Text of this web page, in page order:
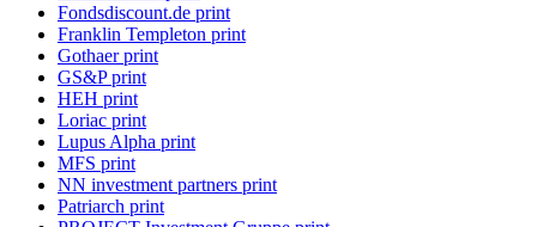
Fondsdiscount.de print
Franklin Templeton print
Gothaer print
GS&P print
HEH print
Loriac print
Lupus Alpha print
MFS print
NN investment partners print
Patriarch print